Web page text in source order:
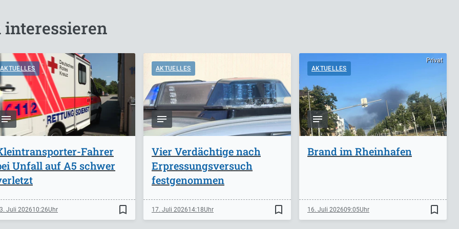
interessieren
AKTUELLES
Fahrer
Unfall auf A5 schwer
Juli 202610:26 bookmark_border
AKTUELLES
Vier Verdächtige nach
Erpressungsversuch
festgenommen
17. Juli 202614:18 bookmark_border
Privat
AKTUELLES
Brand im Rheinhafen
16. Juli 202609:05 bookmark_border